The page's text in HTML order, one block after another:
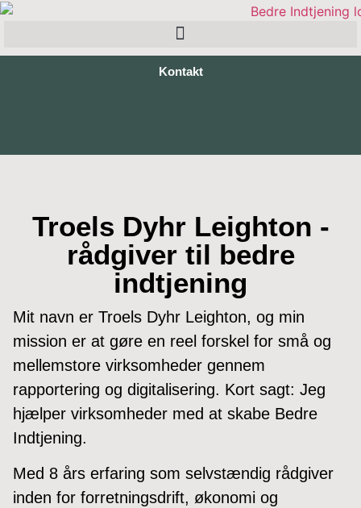
Kontakt
Troels Dyhr Leighton -
rådgiver til bedre
indtjening
Mit navn er Troels Dyhr Leighton, og min
mission er at gøre en reel forskel for små og
mellemstore virksomheder gennem
rapportering og digitalisering. Kort sagt: Jeg
hjælper virksomheder med at skabe Bedre
Indtjening.
Med 8 års erfaring som selvstændig rådgiver
inden for forretningsdrift, økonomi og